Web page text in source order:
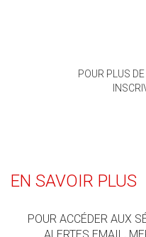
POUR PLUS
EN SAVOIR PLUS
POUR ACCÉDER AUX